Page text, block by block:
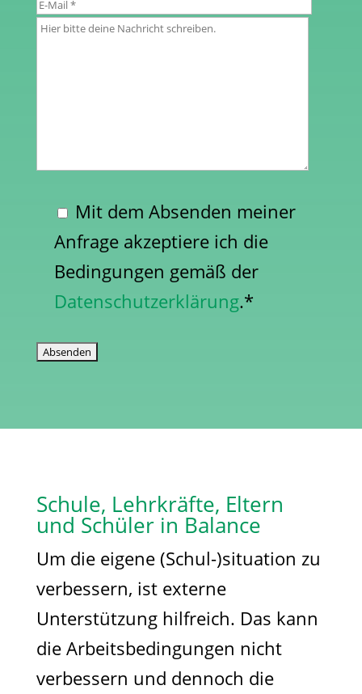
Mit dem Absenden meiner
Anfrage akzeptiere ich die
Bedingungen gemäß der
Datenschutzerklärung.*
Schule, Lehrkräfte, Eltern
und Schüler in Balance
Um die eigene (Schul-)situation zu
verbessern, ist externe
Unterstützung hilfreich. Das kann
die Arbeitsbedingungen nicht
verbessern und dennoch die